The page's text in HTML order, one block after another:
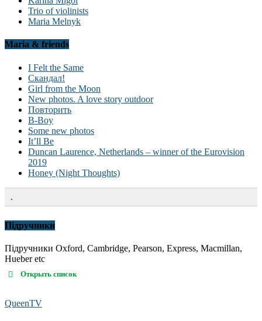
Trio of violinists
Maria Melnyk
Maria & friends
I Felt the Same
Скандал!
Girl from the Moon
New photos. A love story outdoor
Повторить
B-Boy
Some new photos
It’ll Be
Duncan Laurence, Netherlands – winner of the Eurovision
2019
Honey (Night Thoughts)
.
Підручники
Підручники Oxford, Cambridge, Pearson, Express, Macmillan,
Hueber etc
Открыть список
QueenTV